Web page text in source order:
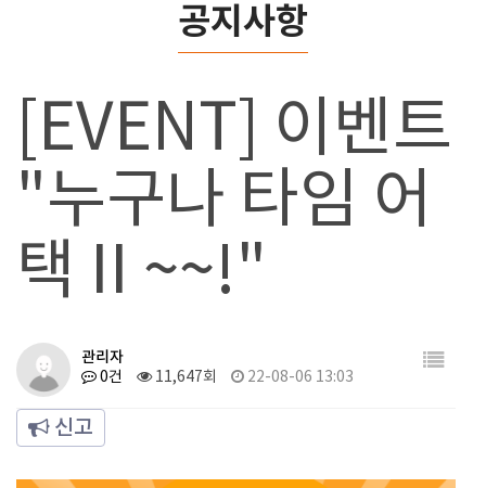
공지사항
[EVENT] 이벤트
"누구나 타임 어
택 II ~~!"
관리자
0건 11,647회 22-08-06 13:03
신고